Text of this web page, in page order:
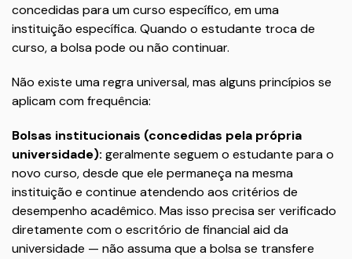
concedidas para um curso específico, em uma
instituição específica. Quando o estudante troca de
curso, a bolsa pode ou não continuar.
Não existe uma regra universal, mas alguns princípios se
aplicam com frequência:
Bolsas institucionais (concedidas pela própria
universidade): geralmente seguem o estudante para o
novo curso, desde que ele permaneça na mesma
instituição e continue atendendo aos critérios de
desempenho acadêmico. Mas isso precisa ser verificado
diretamente com o escritório de financial aid da
universidade — não assuma que a bolsa se transfere